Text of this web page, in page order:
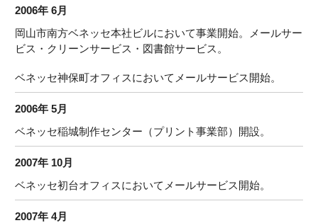
2006年 6月
岡山市南方ベネッセ本社ビルにおいて事業開始。メールサー
ビス・クリーンサービス・図書館サービス。
ベネッセ神保町オフィスにおいてメールサービス開始。
2006年 5月
ベネッセ稲城制作センター（プリント事業部）開設。
2007年 10月
ベネッセ初台オフィスにおいてメールサービス開始。
2007年 4月